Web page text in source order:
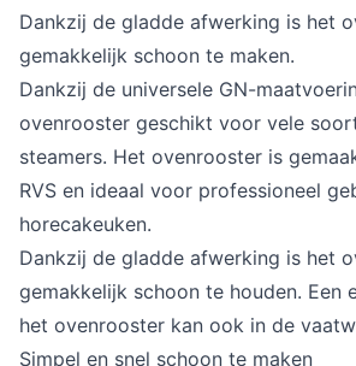
Dankzij de gladde afwerking is het
gemakkelijk schoon te maken.
Dankzij de universele GN-
ovenrooster geschikt voor vele
steamers. Het ovenrooster is
RVS en ideaal voor professioneel
horecakeuken.
Dankzij de gladde afwerking is het
gemakkelijk schoon te houden. Een
het ovenrooster kan ook in de
Simpel en snel schoon te maken